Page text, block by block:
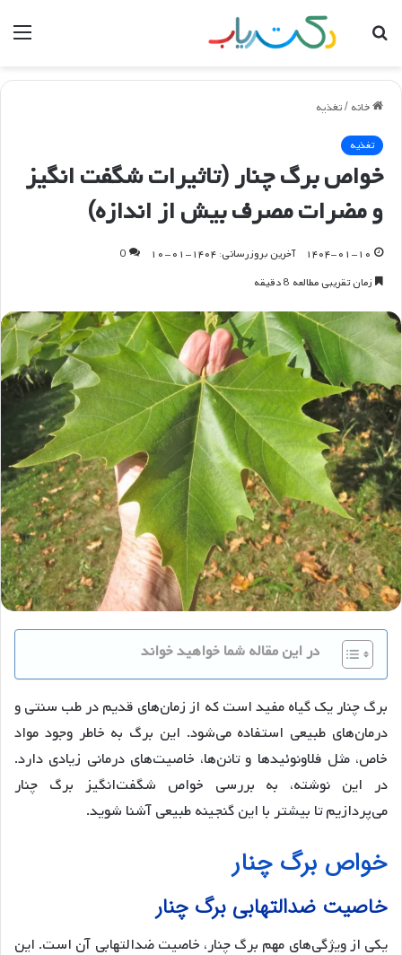
جستجو
خانه /تغذیه
تغذیه
خواص برگ چنار (تاثیرات شگفت انگیز
و مضرات مصرف بیش از اندازه)
۱۴۰۴-۰۱-۱۰ آخرین بروزرسانی: ۱۴۰۴-۰۱-۱۰
0
زمان تقریبی مطالعه 8 دقیقه
در این مقاله شما خواهید خواند
برگ چنار یک گیاه مفید است که از زمان‌های قدیم در طب سنتی و
درمان‌های طبیعی استفاده می‌شود. این برگ به خاطر وجود مواد
خاص، مثل فلاونوئیدها و تانن‌ها، خاصیت‌های درمانی زیادی دارد.
در این نوشته، به بررسی خواص شگفت‌انگیز برگ چنار
می‌پردازیم تا بیشتر با این گنجینه طبیعی آشنا شوید.
خواص برگ چنار
خاصیت ضدالتهابی برگ چنار
یکی از ویژگی‌های مهم برگ چنار، خاصیت ضدالتهابی آن است. این